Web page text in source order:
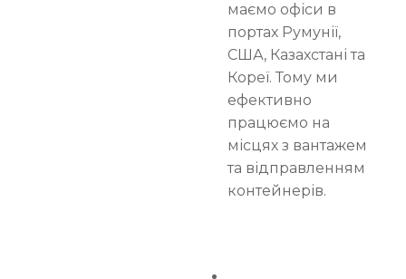
маємо офіси в
портах Румунії,
США, Казахстані та
Кореї. Тому ми
ефективно
працюємо на
місцях з вантажем
та відправленням
контейнерів.